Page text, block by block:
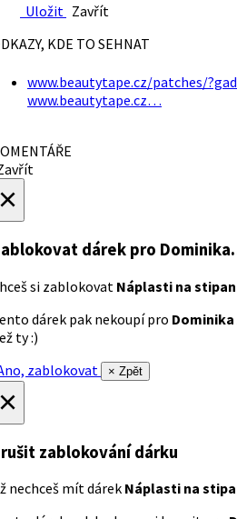
Uložit Zavřít
KDE TO SEHNAT
www.beautytape.cz/patches/
www.beautytape.cz…
dárek pro
si zablokovat Náplasti na
dárek pak nekoupí pro
ty :)
zablokovat
× Zpět
zablokování dárku
nechceš mít dárek Náplasti na